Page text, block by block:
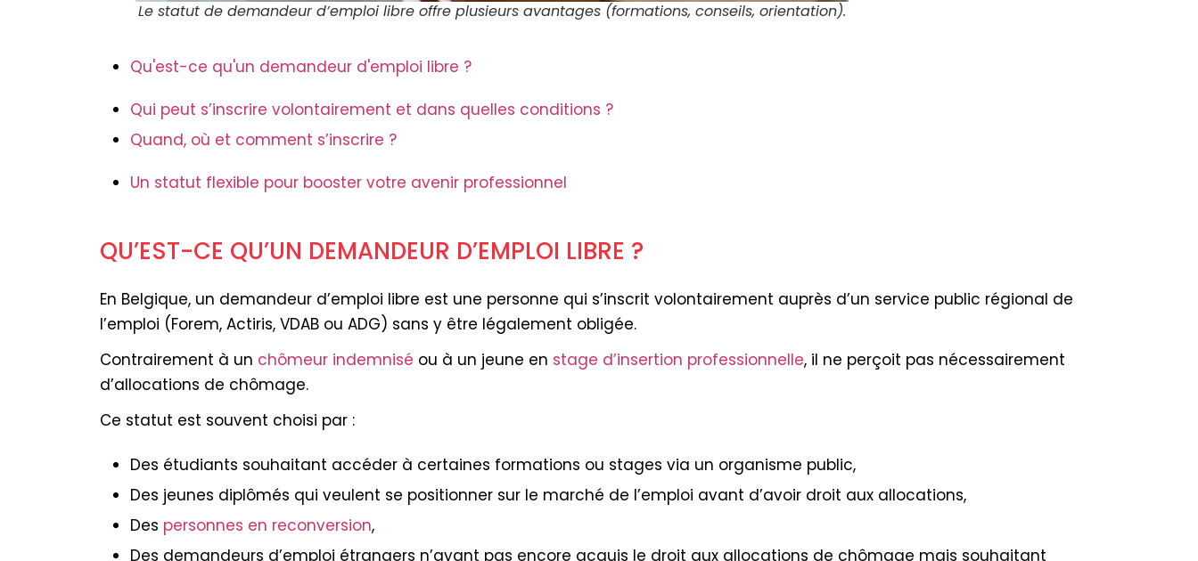
Le statut de demandeur d’emploi libre offre plusieurs avantages (formations, conseils, orientation).
Qu'est-ce qu'un demandeur d'emploi libre ?
Qui peut s’inscrire volontairement et dans quelles conditions ?
Quand, où et comment s’inscrire ?
Un statut flexible pour booster votre avenir professionnel
QU’EST-CE QU’UN DEMANDEUR D’EMPLOI LIBRE ?
En Belgique, un demandeur d’emploi libre est une personne qui s’inscrit volontairement auprès d’un service public régional de
l’emploi (Forem, Actiris, VDAB ou ADG) sans y être légalement obligée.
Contrairement à un chômeur indemnisé ou à un jeune en stage d’insertion professionnelle, il ne perçoit pas nécessairement
d’allocations de chômage.
Ce statut est souvent choisi par :
Des étudiants souhaitant accéder à certaines formations ou stages via un organisme public,
Des jeunes diplômés qui veulent se positionner sur le marché de l’emploi avant d’avoir droit aux allocations,
Des personnes en reconversion,
Des demandeurs d’emploi étrangers n’ayant pas encore acquis le droit aux allocations de chômage mais souhaitant